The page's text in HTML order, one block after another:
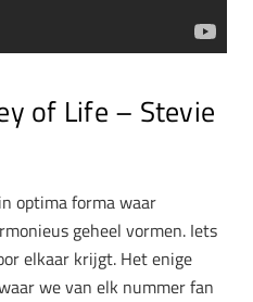
of Life – Stevie
optima forma waar
geheel vormen. Iets
elkaar krijgt. Het enige
we van elk nummer fan